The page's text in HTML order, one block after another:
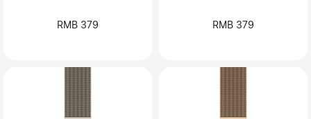
RMB 379 RMB 379